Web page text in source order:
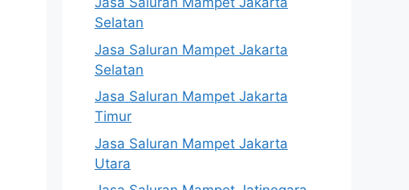
Selatan
Jasa Saluran Mampet Jakarta
Selatan
Jasa Saluran Mampet Jakarta
Timur
Jasa Saluran Mampet Jakarta
Utara